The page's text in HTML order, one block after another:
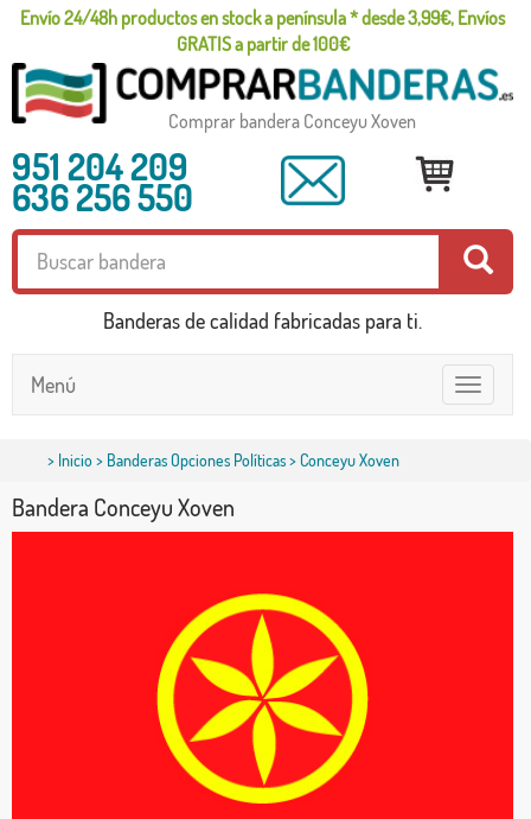
Envío 24/48h productos en stock a península * desde 3,99€, Envíos
GRATIS a partir de 100€
Comprar bandera Conceyu Xoven
951 204 209
636 256 550
Banderas de calidad fabricadas para ti.
Toggle
navigation
Menú
> Inicio> Banderas Opciones Políticas> Conceyu Xoven
Bandera Conceyu Xoven